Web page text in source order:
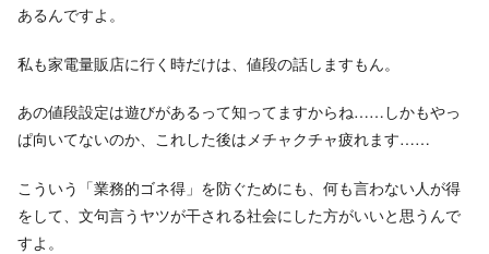
あるんですよ。
私も家電量販店に行く時だけは、値段の話しますもん。
あの値段設定は遊びがあるって知ってますからね……しかもやっ
ぱ向いてないのか、これした後はメチャクチャ疲れます……
こういう「業務的ゴネ得」を防ぐためにも、何も言わない人が得
をして、文句言うヤツが干される社会にした方がいいと思うんで
すよ。